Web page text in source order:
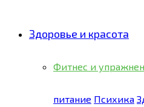
Здоровье и красота
Фитнес и
питание Психика